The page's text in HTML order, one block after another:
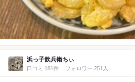
浜っ子飲兵衛ちぃ
口コミ 181件 フォロワー 251人